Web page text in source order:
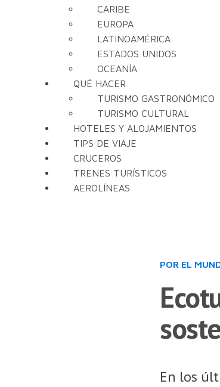
CARIBE
EUROPA
LATINOAMÉRICA
ESTADOS UNIDOS
OCEANÍA
QUÉ HACER
TURISMO GASTRONÓMICO
TURISMO CULTURAL
HOTELES Y ALOJAMIENTOS
TIPS DE VIAJE
CRUCEROS
TRENES TURÍSTICOS
AEROLÍNEAS
POR EL
En los